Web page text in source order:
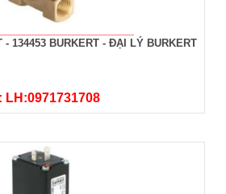
134453 BURKERT - ĐẠI LÝ BURKERT
LH:0971731708